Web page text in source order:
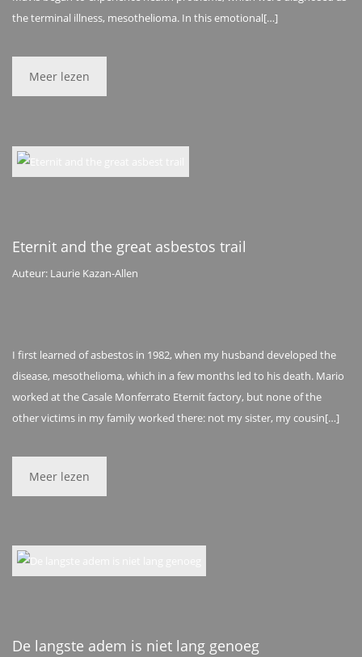
the terminal illness, mesothelioma. In this emotional[…]
Meer lezen
Eternit and the great asbestos trail
Auteur: Laurie Kazan-Allen
I first learned of asbestos in 1982, when my husband developed the
disease, mesothelioma, which in a few months led to his death. Mario
worked at the Casale Monferrato Eternit factory, but none of the
other victims in my family worked there: not my sister, my cousin[…]
Meer lezen
De langste adem is niet lang genoeg